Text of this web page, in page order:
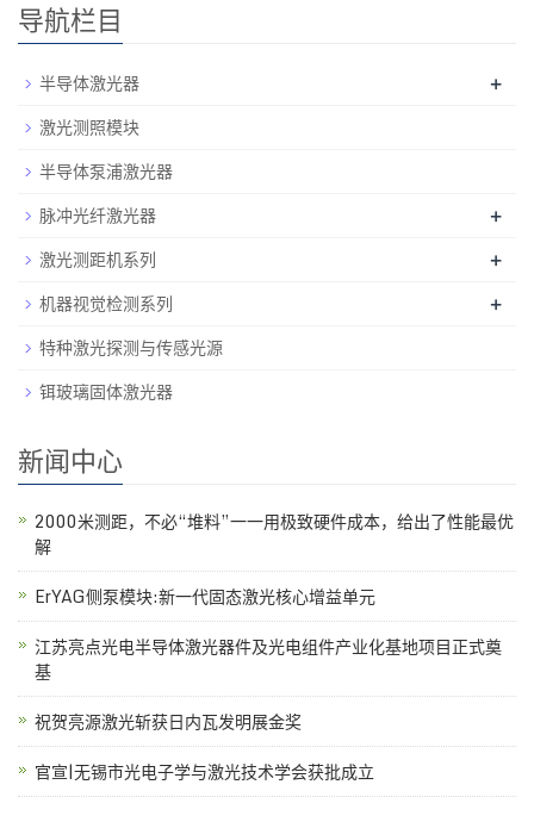
导航栏目
半导体激光器 +
激光测照模块
半导体泵浦激光器
脉冲光纤激光器
+
激光测距机系列 +
机器视觉检测系列 +
特种激光探测与传感光源
铒玻璃固体激光器
新闻中心
2000米测距，不必“堆料”一一用极致硬件成本，给出了性能最优
解
ErYAG侧泵模块:新一代固态激光核心增益单元
江苏亮点光电半导体激光器件及光电组件产业化基地项目正式奠
基
祝贺亮源激光斩获日内瓦发明展金奖
官宣|无锡市光电子学与激光技术学会获批成立